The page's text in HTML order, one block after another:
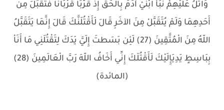
وَاتْلُ عَلَيْهِمْ نَبَأَ ابْنَيْ آدَمَ بِالْحَقِّ إِذْ قَرَّبَا قُرْبَانًا فَتُقُبِّلَ مِن
أَحَدِهِمَا وَلَمْ يُتَقَبَّلْ مِنَ الآخَرِ قَالَ لَأَقْتُلَنَّكَ قَالَ إِنَّمَا يَتَقَبَّلُ
اللّهُ مِنَ الْمُتَّقِينَ (27) لَئِن بَسَطتَ إِلَيَّ يَدَكَ لِتَقْتُلَنِي مَا أَنَاْ
بِبَاسِطٍ يَدِيَإِلَيْكَ لَأَقْتُلَكَ إِنِّي أَخَافُ اللّهَ رَبَّ الْعَالَمِينَ (28)
(المائدة)